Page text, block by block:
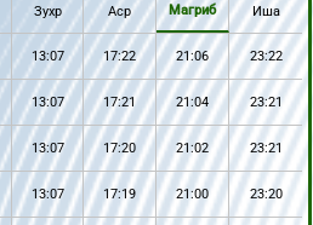
Зухр Аср Магриб Иша
13:07 17:22 21:06 23:22
13:07 17:21 21:04 23:21
13:07 17:20 21:02 23:21
13:07 17:19 21:00 23:20